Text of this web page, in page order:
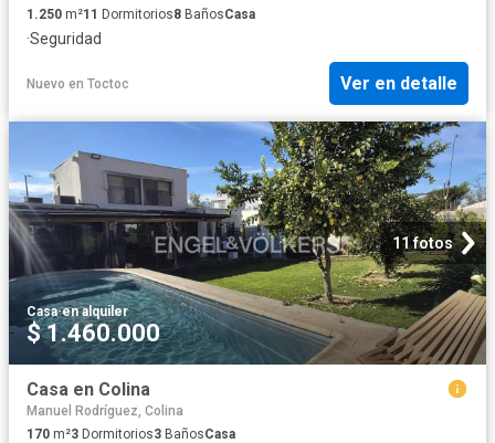
1.250 m²11 Dormitorios8 BañosCasa
·Seguridad
Nuevo en Toctoc Ver en detalle
11 fotos
Casa·en alquiler
$ 1.460.000
Casa en Colina
Manuel Rodríguez, Colina
170 m²3 Dormitorios3 BañosCasa